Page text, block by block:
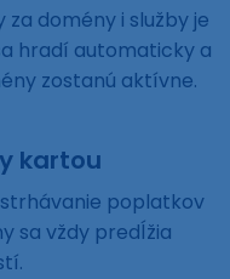
domény i služby je
hradí automaticky a
zostanú aktívne.
kartou
poplatkov
sa vždy predĺžia